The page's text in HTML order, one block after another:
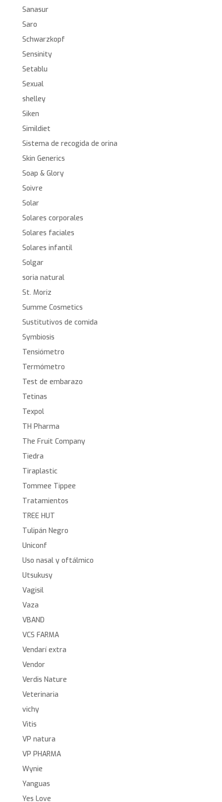
Sanasur
Saro
Schwarzkopf
Sensinity
Setablu
Sexual
shelley
Siken
Simildiet
Sistema de recogida de orina
Skin Generics
Soap & Glory
Soivre
Solar
Solares corporales
Solares faciales
Solares infantil
Solgar
soria natural
St. Moriz
Summe Cosmetics
Sustitutivos de comida
Symbiosis
Tensiómetro
Termómetro
Test de embarazo
Tetinas
Texpol
TH Pharma
The Fruit Company
Tiedra
Tiraplastic
Tommee Tippee
Tratamientos
TREE HUT
Tulipán Negro
Uniconf
Uso nasal y oftálmico
Utsukusy
Vagisil
Vaza
VBAND
VCS FARMA
Vendarí extra
Vendor
Verdis Nature
Veterinaria
vichy
Vitis
VP natura
VP PHARMA
Wynie
Yanguas
Yes Love